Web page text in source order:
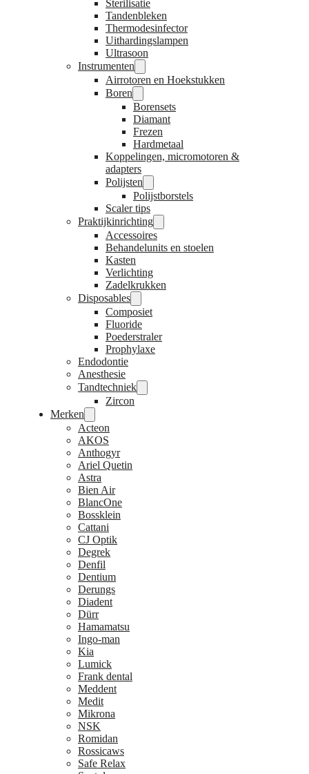
Sterilisatie
Tandenbleken
Thermodesinfector
Uithardingslampen
Ultrasoon
Instrumenten
Airrotoren en Hoekstukken
Boren
Borensets
Diamant
Frezen
Hardmetaal
Koppelingen, micromotoren &
adapters
Polijsten
Polijstborstels
Scaler tips
Praktijkinrichting
Accessoires
Behandelunits en stoelen
Kasten
Verlichting
Zadelkrukken
Disposables
Composiet
Fluoride
Poederstraler
Prophylaxe
Endodontie
Anesthesie
Tandtechniek
Zircon
Merken
Acteon
AKOS
Anthogyr
Ariel Quetin
Astra
Bien Air
BlancOne
Bossklein
Cattani
CJ Optik
Degrek
Denfil
Dentium
Derungs
Diadent
Dürr
Hamamatsu
Ingo-man
Kia
Lumick
Frank dental
Meddent
Medit
Mikrona
NSK
Romidan
Rossicaws
Safe Relax